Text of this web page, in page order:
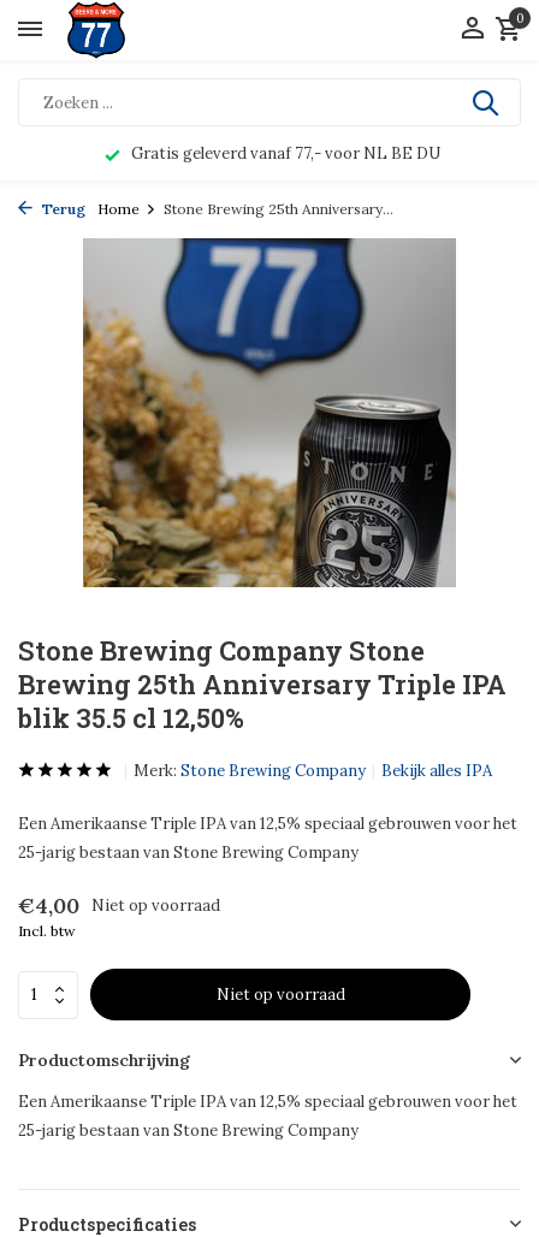
0
Gratis geleverd vanaf 77,- voor NL BE DU
Terug Home Stone Brewing 25th Anniversary...
Stone Brewing Company Stone
Brewing 25th Anniversary Triple IPA
blik 35.5 cl 12,50%
Merk: Stone Brewing Company Bekijk alles IPA
Een Amerikaanse Triple IPA van 12,5% speciaal gebrouwen voor het
25-jarig bestaan van Stone Brewing Company
€4,00 Niet op voorraad
Incl. btw
Niet op voorraad
Productomschrijving
Een Amerikaanse Triple IPA van 12,5% speciaal gebrouwen voor het
25-jarig bestaan van Stone Brewing Company
Productspecificaties